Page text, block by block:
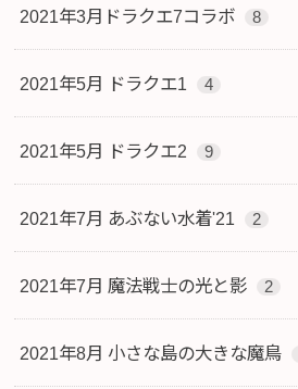
2021年3月ドラクエ7コラボ 8
2021年5月 ドラクエ1 4
2021年5月 ドラクエ2 9
2021年7月 あぶない水着'21 2
2021年7月 魔法戦士の光と影 2
2021年8月 小さな島の大きな魔鳥